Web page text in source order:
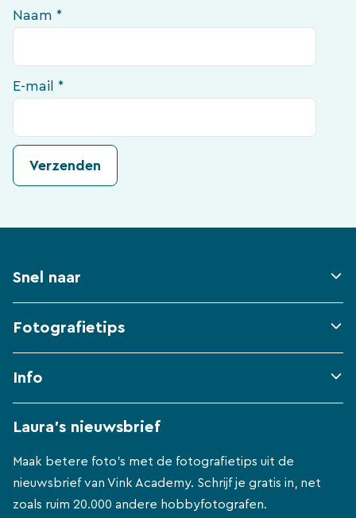
Naam *
E-mail *
Snel naar
Fotografietips
Info
Laura's nieuwsbrief
Maak betere foto's met de fotografietips uit de
nieuwsbrief van Vink Academy. Schrijf je gratis in, net
zoals ruim 20.000 andere hobbyfotografen.